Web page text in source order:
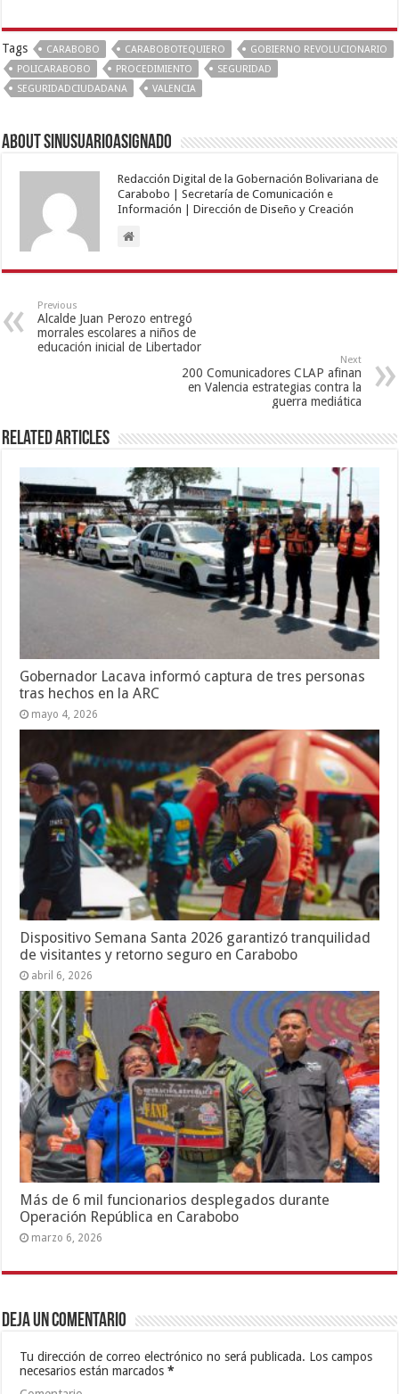
Tags CARABOBO CARABOBOTEQUIERO
GOBIERNO REVOLUCIONARIO
POLICARABOBO
PROCEDIMIENTO
SEGURIDAD
SEGURIDADCIUDADANA
VALENCIA
About sinusuarioasignado
Redacción Digital de la Gobernación Bolivariana de
Carabobo | Secretaría de Comunicación e
Información | Dirección de Diseño y Creación
Previous
Alcalde Juan Perozo entregó
morrales escolares a niños de
educación inicial de Libertador
Next
200 Comunicadores CLAP afinan
en Valencia estrategias contra la
guerra mediática
Related Articles
Gobernador Lacava informó captura de tres personas
tras hechos en la ARC
mayo 4, 2026
Dispositivo Semana Santa 2026 garantizó tranquilidad
de visitantes y retorno seguro en Carabobo
abril 6, 2026
Más de 6 mil funcionarios desplegados durante
Operación República en Carabobo
marzo 6, 2026
Deja un comentario
Tu dirección de correo electrónico no será publicada. Los campos
necesarios están marcados*